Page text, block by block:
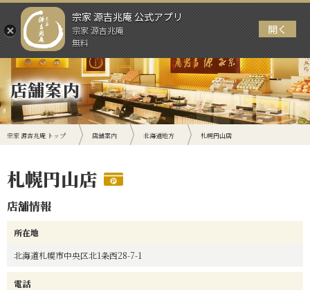
宗家 源吉兆庵 公式アプリ
宗家 源吉兆庵
無料
開く
メニュー
店舗案内
宗家 源吉兆庵 トップ 店舗案内 北海道地方 札幌円山店
札幌円山店
店舗情報
所在地
北海道札幌市中央区北1条西28-7-1
電話